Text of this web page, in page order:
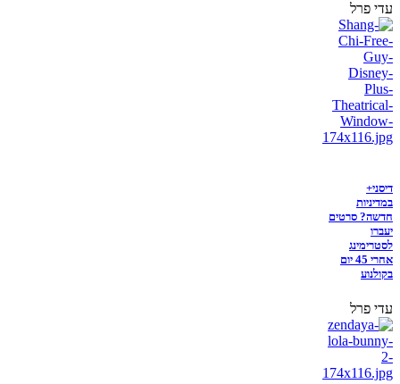
עדי פרל
דיסני+
במדיניות
חדשה? סרטים
יעברו
לסטרימינג
אחרי 45 יום
בקולנוע
עדי פרל